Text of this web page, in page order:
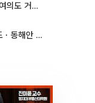
'국책은행 3사' 직원들, 다음주 여의도 거리 나서는 까닭은
폭염에 폭우까지⋯낮 최고 37도ㆍ동해안 강한 비 [날씨]